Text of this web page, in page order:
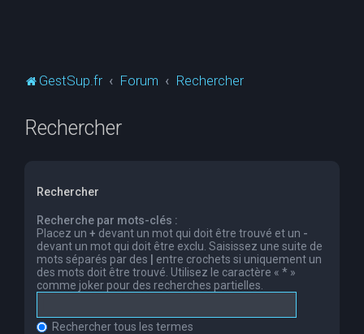
GestSup.fr Forum Rechercher
Rechercher
Rechercher
Recherche par mots-clés :
Placez un + devant un mot qui doit être trouvé et un -
devant un mot qui doit être exclu. Saisissez une suite de
mots séparés par des
entre crochets si uniquement un
des mots doit être trouvé. Utilisez le caractère « * »
comme joker pour des recherches partielles.
Rechercher tous les termes